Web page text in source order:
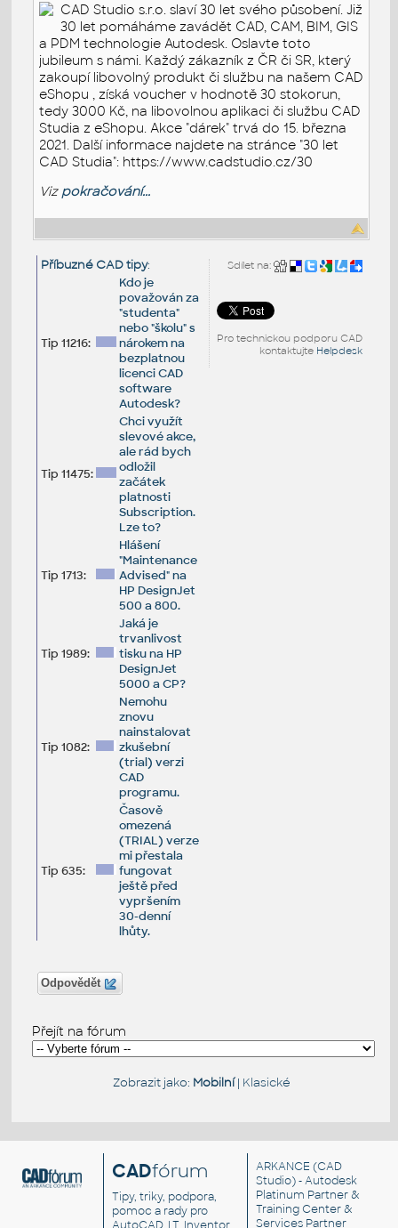
CAD Studio s.r.o. slaví 30 let svého působení. Již
30 let pomáháme zavádět CAD, CAM, BIM, GIS
a PDM technologie Autodesk. Oslavte toto
jubileum s námi. Každý zákazník z ČR či SR, který
zakoupí libovolný produkt či službu na našem CAD
eShopu , získá voucher v hodnotě 30 stokorun,
tedy 3000 Kč, na libovolnou aplikaci či službu CAD
Studia z eShopu. Akce "dárek" trvá do 15. března
2021. Další informace najdete na stránce "30 let
CAD Studia": https://www.cadstudio.cz/30
Viz pokračování...
Sdílet na:
Pro technickou podporu CAD
kontaktujte Helpdesk
Příbuzné CAD tipy:
Tip 11216:
Kdo je
považován za
"studenta"
nebo "školu" s
nárokem na
bezplatnou
licenci CAD
software
Autodesk?
Tip 11475:
Chci využít
slevové akce,
ale rád bych
odložil
začátek
platnosti
Subscription.
Lze to?
Tip 1713:
Hlášení
"Maintenance
Advised" na
HP DesignJet
500 a 800.
Tip 1989:
Jaká je
trvanlivost
tisku na HP
DesignJet
5000 a CP?
Tip 1082:
Nemohu
znovu
nainstalovat
zkušební
(trial) verzi
CAD
programu.
Tip 635:
Časově
omezená
(TRIAL) verze
mi přestala
fungovat
ještě před
vypršením
30-denní
lhůty.
Odpovědět
Přejít na fórum
Zobrazit jako: Mobilní| Klasické
CADfórum
Tipy, triky, podpora,
pomoc a rady pro
AutoCAD, LT, Inventor,
ARKANCE (CAD
Studio) - Autodesk
Platinum Partner &
Training Center &
Services Partner